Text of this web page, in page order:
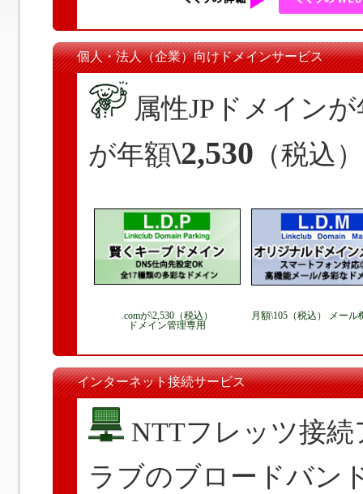
個人・法人（企業）向けドメインサービス
属性JPドメイン
が年額\2,530 （税込
.comが\2,530（税込）
ドメイン管理専用
月額\105（税込） メール
インターネット接続サービス
NTTフレッツ接
ラブのブロードバン